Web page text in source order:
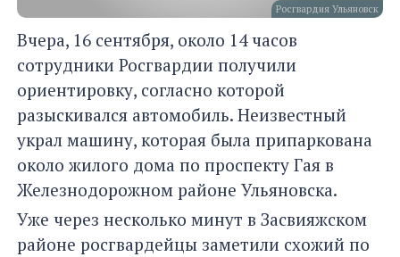
Росгвардия Ульяновск
Вчера, 16 сентября, около 14 часов
сотрудники Росгвардии получили
ориентировку, согласно которой
разыскивался автомобиль. Неизвестный
украл машину, которая была припаркована
около жилого дома по проспекту Гая в
Железнодорожном районе Ульяновска.
Уже через несколько минут в Засвияжском
районе росгвардейцы заметили схожий по